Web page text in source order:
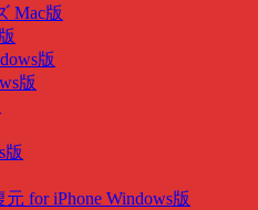
Mac版
版
版
版
for iPhone Windows版